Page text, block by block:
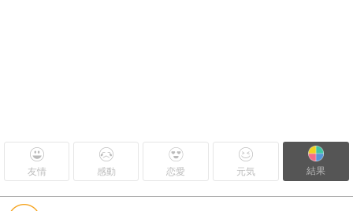
友情 感動 恋愛 元気 結果